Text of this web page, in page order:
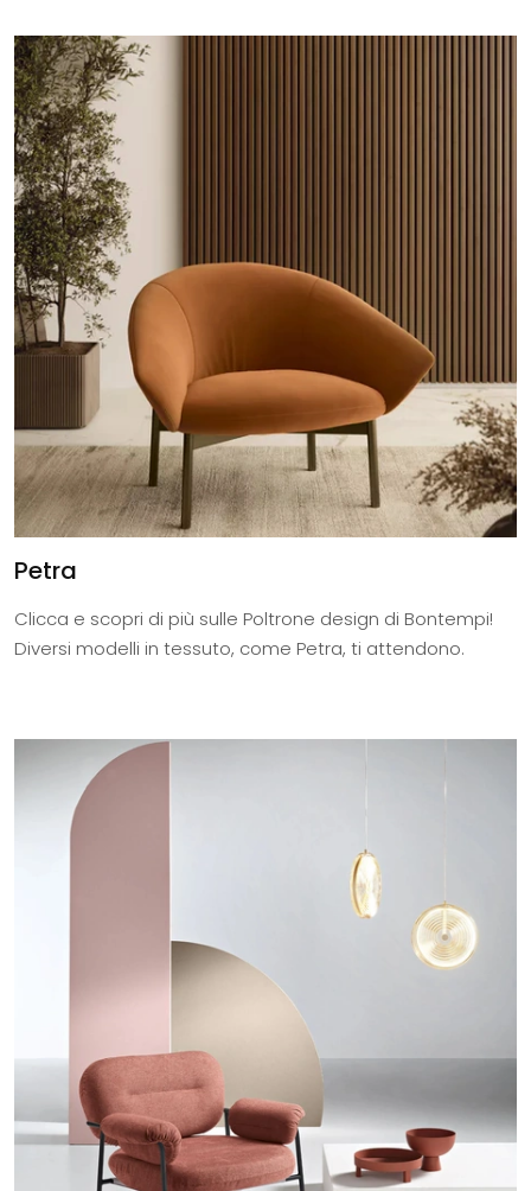
Petra
Clicca e scopri di più sulle Poltrone design di Bontempi!
Diversi modelli in tessuto, come Petra, ti attendono.